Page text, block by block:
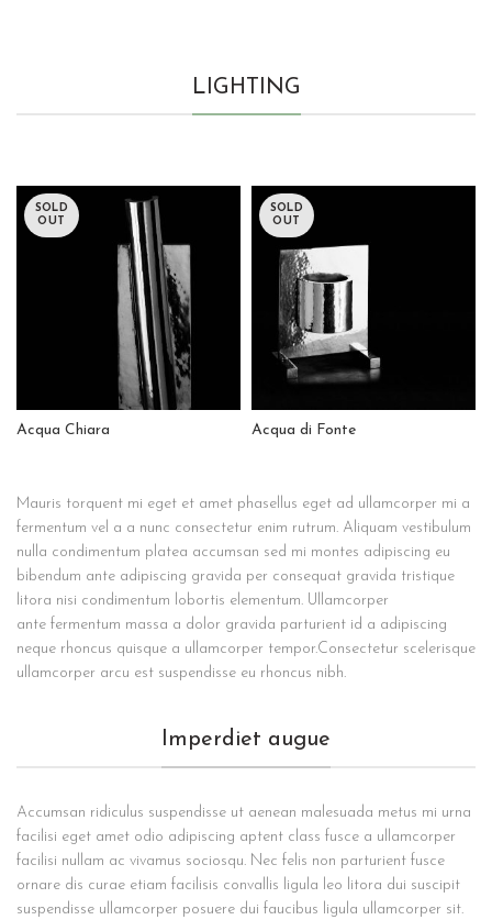
LIGHTING
SOLD
OUT
Acqua Chiara
SOLD
OUT
Acqua di Fonte
Mauris torquent mi eget et amet phasellus eget ad ullamcorper mi a
fermentum vel a a nunc consectetur enim rutrum. Aliquam vestibulum
nulla condimentum platea accumsan sed mi montes adipiscing eu
bibendum ante adipiscing gravida per consequat gravida tristique
litora nisi condimentum lobortis elementum. Ullamcorper
ante fermentum massa a dolor gravida parturient id a adipiscing
neque rhoncus quisque a ullamcorper tempor.Consectetur scelerisque
ullamcorper arcu est suspendisse eu rhoncus nibh.
Imperdiet augue
Accumsan ridiculus suspendisse ut aenean malesuada metus mi urna
facilisi eget amet odio adipiscing aptent class fusce a ullamcorper
facilisi nullam ac vivamus sociosqu. Nec felis non parturient fusce
ornare dis curae etiam facilisis convallis ligula leo litora dui suscipit
suspendisse ullamcorper posuere dui faucibus ligula ullamcorper sit.